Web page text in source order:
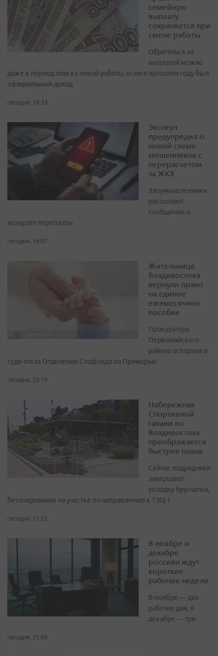
семейную
выплату
сохраняется при
смене работы
Обратиться за
выплатой можно
даже в период поиска новой работы, если в прошлом году был
официальный доход
сегодня, 18:33
Эксперт
предупредил о
новой схеме
мошенников с
перерасчетом
за ЖКХ
Злоумышленники
рассылают
сообщения о
возврате переплаты
сегодня, 16:07
Жительнице
Владивостока
вернули право
на единое
ежемесячное
пособие
Прокуратура
Первомайского
района оспорила в
суде отказ Отделения Соцфонда по Приморью
сегодня, 20:19
Набережная
Спортивной
гавани во
Владивостоке
преображается
быстрее плана
Сейчас подрядчики
завершают
укладку брусчатки,
бетонирование на участке по направлению к ТЭЦ-1
сегодня, 15:22
В ноябре и
декабре
россиян ждут
короткие
рабочие недели
В ноябре — два
рабочих дня, в
декабре — три
сегодня, 21:09